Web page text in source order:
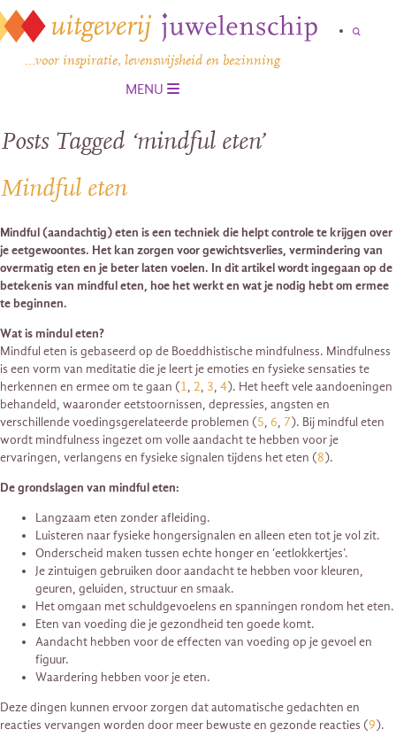
…voor inspiratie, levenswijsheid en bezinning
MENU
Posts Tagged ‘mindful eten’
Mindful eten
Mindful (aandachtig) eten is een techniek die helpt controle te krijgen over
je eetgewoontes. Het kan zorgen voor gewichtsverlies, vermindering van
overmatig eten en je beter laten voelen. In dit artikel wordt ingegaan op de
betekenis van mindful eten, hoe het werkt en wat je nodig hebt om ermee
te beginnen.
Wat is mindul eten?
Mindful eten is gebaseerd op de Boeddhistische mindfulness. Mindfulness
is een vorm van meditatie die je leert je emoties en fysieke sensaties te
herkennen en ermee om te gaan (1, 2, 3, 4). Het heeft vele aandoeningen
behandeld, waaronder eetstoornissen, depressies, angsten en
verschillende voedingsgerelateerde problemen (5, 6, 7). Bij mindful eten
wordt mindfulness ingezet om volle aandacht te hebben voor je
ervaringen, verlangens en fysieke signalen tijdens het eten (8).
De grondslagen van mindful eten:
Langzaam eten zonder afleiding.
Luisteren naar fysieke hongersignalen en alleen eten tot je vol zit.
Onderscheid maken tussen echte honger en ‘eetlokkertjes’.
Je zintuigen gebruiken door aandacht te hebben voor kleuren,
geuren, geluiden, structuur en smaak.
Het omgaan met schuldgevoelens en spanningen rondom het eten.
Eten van voeding die je gezondheid ten goede komt.
Aandacht hebben voor de effecten van voeding op je gevoel en
figuur.
Waardering hebben voor je eten.
Deze dingen kunnen ervoor zorgen dat automatische gedachten en
reacties vervangen worden door meer bewuste en gezonde reacties (9).